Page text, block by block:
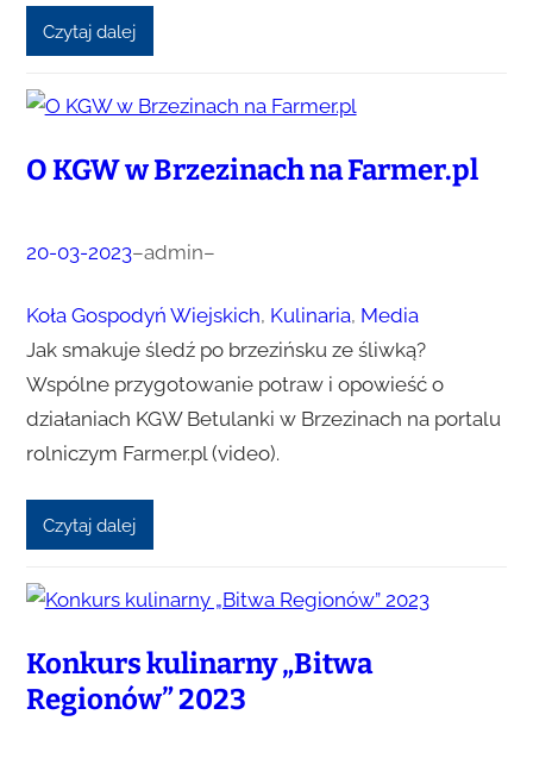
Czytaj dalej
O KGW w Brzezinach na Farmer.pl
20-03-2023–admin–
Koła Gospodyń Wiejskich, Kulinaria, Media
Jak smakuje śledź po brzezińsku ze śliwką?
Wspólne przygotowanie potraw i opowieść o
działaniach KGW Betulanki w Brzezinach na portalu
rolniczym Farmer.pl (video).
Czytaj dalej
Konkurs kulinarny „Bitwa
Regionów” 2023